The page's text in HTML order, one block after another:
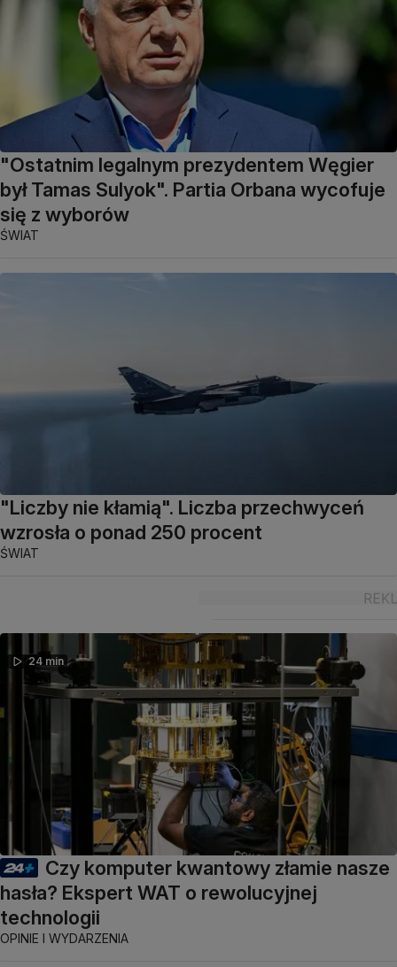
"Ostatnim legalnym prezydentem Węgier
był Tamas Sulyok". Partia Orbana wycofuje
się z wyborów
ŚWIAT
"Liczby nie kłamią". Liczba przechwyceń
wzrosła o ponad 250 procent
ŚWIAT
24 min
Czy komputer kwantowy złamie nasze
hasła? Ekspert WAT o rewolucyjnej
technologii
OPINIE I WYDARZENIA